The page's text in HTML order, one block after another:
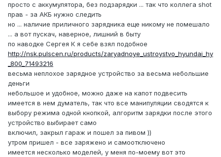
просто с аккумулятора, без подзарядки ... так что коллега shot
прав - за АКБ нужно следить
но ... наличие приличного зарядника еще никому не помешало
... а вот пускач, наверное, лишний в быту
по наводке Сергея К я себе взял подобное
http://nsk.pulscen.ru/products/zaryadnoye_ustroystvo_hyundai_hy
_800_71493216
весьма неплохое зарядное устройство за весьма небольшие
деньги
небольшое и удобное, можно даже на капот подвесить
имеется в нем думатель, так что все манипуляции сводятся к
выбору режима одной кнопкой, алгоритм зарядки после этого
устройство выбирает само
включил, закрыл гараж и пошел за пивом ))
утром пришел - все заряжено и самоотключено
имеется несколько моделей, у меня по-моему вот это